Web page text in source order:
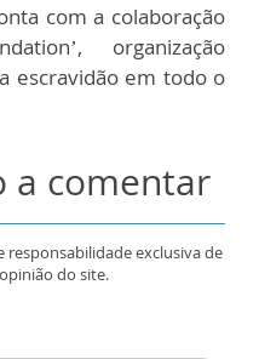
com a colaboração
organização
escravidão em todo o
a comentar
responsabilidade exclusiva de
do site.